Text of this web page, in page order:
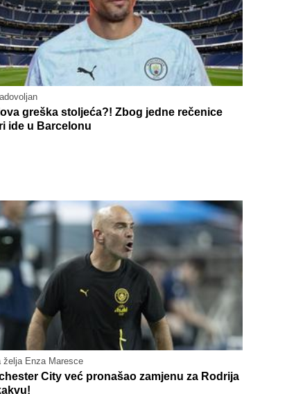
greška stoljeća?! Zbog jedne rečenice
ide u Barcelonu
želja Enza Maresce
City već pronašao zamjenu za Rodrija